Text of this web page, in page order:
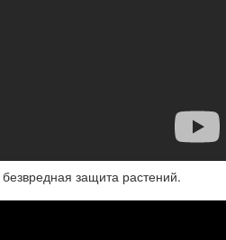
защита растений.